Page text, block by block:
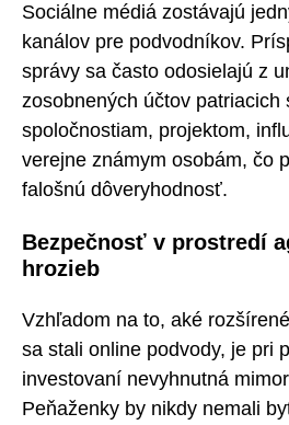
Sociálne médiá zostávajú
kanálov pre podvodníkov.
správy sa často odosielajú z
zosobnených účtov patriacich
spoločnostiam, projektom,
verejne známym osobám, čo
falošnú dôveryhodnosť.
Bezpečnosť v prostredí
hrozieb
Vzhľadom na to, aké
sa stali online podvody, je pri
investovaní nevyhnutná
Peňaženky by nikdy nemali